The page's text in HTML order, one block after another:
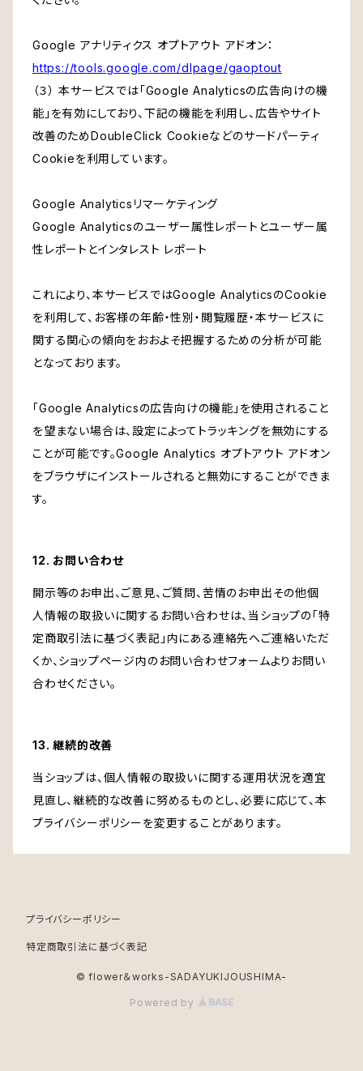
Google アナリティクス オプトアウト アドオン：
https://tools.google.com/dlpage/gaoptout
（３） 本サービスでは「Google Analyticsの広告向けの機
能」を有効にしており、下記の機能を利用し、広告やサイト
改善のためDoubleClick Cookieなどのサードパーティ
Cookieを利用しています。
Google Analyticsリマーケティング
Google Analyticsのユーザー属性レポートとユーザー属
性レポートとインタレスト レポート
これにより、本サービスではGoogle AnalyticsのCookie
を利用して、お客様の年齢・性別・閲覧履歴・本サービスに
関する関心の傾向をおおよそ把握するための分析が可能
となっております。
「Google Analyticsの広告向けの機能」を使用されること
を望まない場合は、設定によってトラッキングを無効にする
ことが可能です。Google Analytics オプトアウト アドオン
をブラウザにインストールされると無効にすることができま
す。
12. お問い合わせ
開示等のお申出、ご意見、ご質問、苦情のお申出その他個
人情報の取扱いに関するお問い合わせは、当ショップの「特
定商取引法に基づく表記」内にある連絡先へご連絡いただ
くか、ショップページ内のお問い合わせフォームよりお問い
合わせください。
13. 継続的改善
当ショップは、個人情報の取扱いに関する運用状況を適宜
見直し、継続的な改善に努めるものとし、必要に応じて、本
プライバシーポリシーを変更することがあります。
プライバシーポリシー
特定商取引法に基づく表記
© flower＆works-SADAYUKIJOUSHIMA-
Powered by